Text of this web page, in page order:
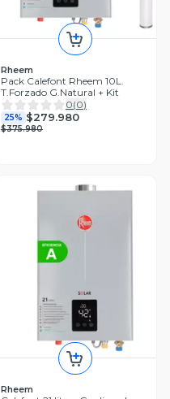
Rheem
Pack Calefont Rheem 10L.
T.Forzado G.Natural + Kit
0(0)
25% $279.980
$375.980
Rheem